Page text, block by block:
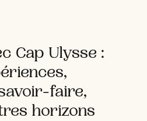
Cap Ulysse :
faire,
horizons